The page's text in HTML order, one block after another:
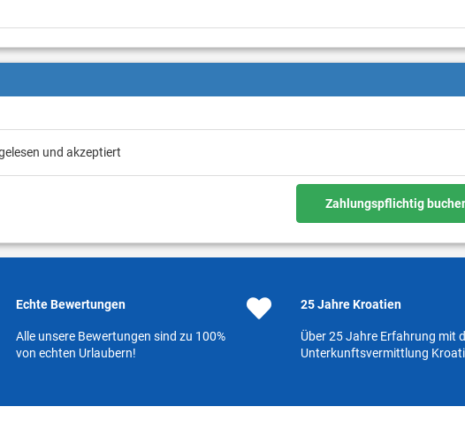
und akzeptiert
Zahlungspflichtig
Echte Bewertungen
Alle unsere Bewertungen sind zu 100%
von echten Urlaubern!
25 Jahre Kroatien
Über 25 Jahre Erfahrung mit
Unterkunftsvermittlung